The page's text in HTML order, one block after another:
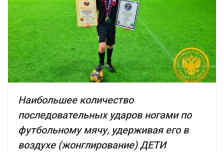
Наибольшее количество
последовательных ударов ногами по
футбольному мячу, удерживая его в
воздухе (жонглирование) ДЕТИ